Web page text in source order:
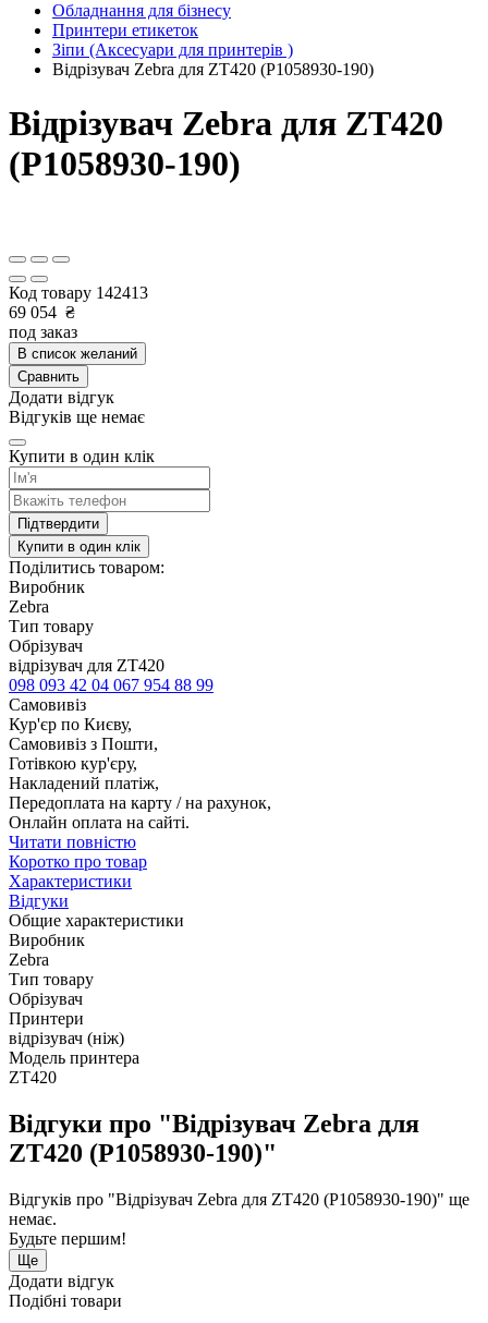
Обладнання для бізнесу
Принтери етикеток
Зіпи (Аксесуари для принтерів )
Відрізувач Zebra для ZT420 (P1058930-190)
Відрізувач Zebra для ZT420
(P1058930-190)
Код товару 142413
69 054 ₴
под заказ
В список желаний
Сравнить
Додати відгук
Відгуків ще немає
Купити в один клік
Підтвердити
Купити в один клік
Поділитись товаром:
Виробник
Zebra
Тип товару
Обрізувач
відрізувач для ZT420
098 093 42 04 067 954 88 99
Самовивіз
Кур'єр по Києву,
Самовивіз з Пошти,
Готівкою кур'єру,
Накладений платіж,
Передоплата на карту / на рахунок,
Онлайн оплата на сайті.
Читати повністю
Коротко про товар
Характеристики
Відгуки
Общие характеристики
Виробник
Zebra
Тип товару
Обрізувач
Принтери
відрізувач (ніж)
Модель принтера
ZT420
Відгуки про "Відрізувач Zebra для
ZT420 (P1058930-190)"
Відгуків про "Відрізувач Zebra для ZT420 (P1058930-190)" ще
немає.
Будьте першим!
Ще
Додати відгук
Подібні товари